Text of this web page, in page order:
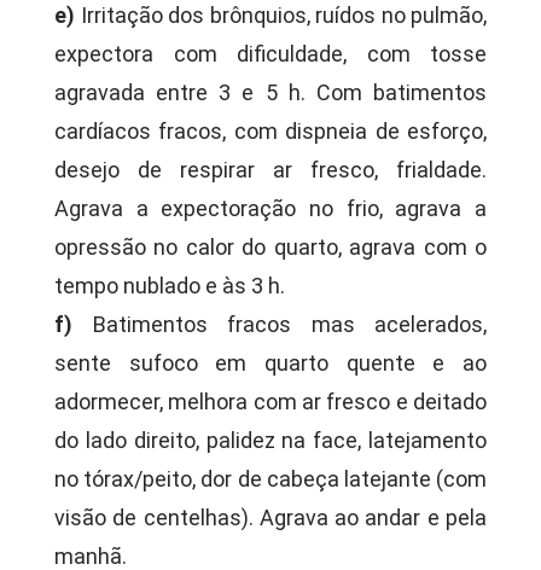
e) Irritação dos brônquios, ruídos no pulmão,
expectora com dificuldade, com tosse
agravada entre 3 e 5 h. Com batimentos
cardíacos fracos, com dispneia de esforço,
desejo de respirar ar fresco, frialdade.
Agrava a expectoração no frio, agrava a
opressão no calor do quarto, agrava com o
tempo nublado e às 3 h.
f) Batimentos fracos mas acelerados,
sente sufoco em quarto quente e ao
adormecer, melhora com ar fresco e deitado
do lado direito, palidez na face, latejamento
no tórax/peito, dor de cabeça latejante (com
visão de centelhas). Agrava ao andar e pela
manhã.